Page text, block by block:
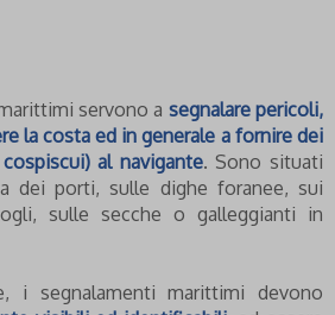
servono a segnalare pericoli,
la costa ed in generale a fornire dei
al navigante. Sono situati
dei porti, sulle dighe foranee, sui
sulle secche o galleggianti in
i segnalamenti marittimi devono